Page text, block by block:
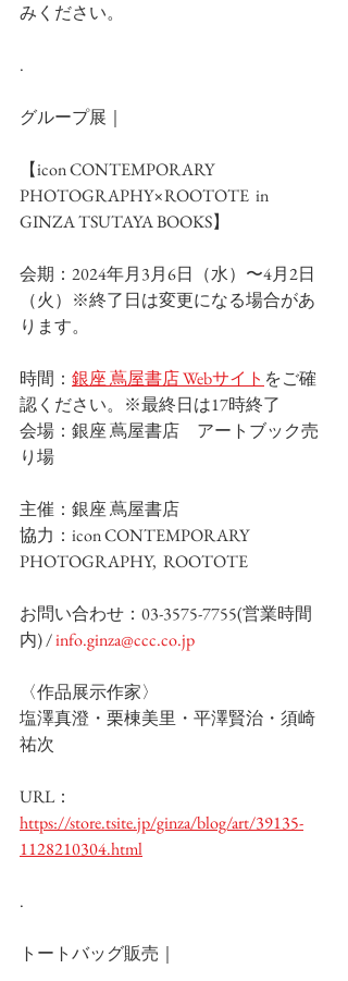
みください。
.
グループ展｜
【icon CONTEMPORARY
PHOTOGRAPHY×ROOTOTE  in
GINZA TSUTAYA BOOKS】
会期：2024年月3月6日（水）〜4月2日
（火）※終了⽇は変更になる場合があ
ります。
時間： 銀座 蔦屋書店 Webサイト をご確
認ください。※最終日は17時終了
会場：銀座 蔦屋書店　アートブック売
り場
主催：銀座 蔦屋書店
協力：icon CONTEMPORARY
PHOTOGRAPHY,  ROOTOTE
お問い合わせ：03-3575-7755(営業時間
内) / info.ginza@ccc.co.jp
〈作品展示作家〉
塩澤真澄・栗棟美里・平澤賢治・須崎
祐次
URL：
https://store.tsite.jp/ginza/blog/art/39135-
1128210304.html
.
トートバッグ販売｜